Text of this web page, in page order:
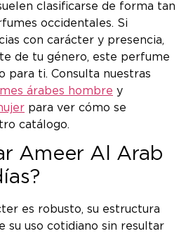
clasificarse de forma tan
occidentales. Si
con carácter y presencia,
de tu género, este perfume
para ti. Consulta nuestras
árabes hombre y
para ver cómo se
catálogo.
Ameer Al Arab
es robusto, su estructura
su uso cotidiano sin resultar